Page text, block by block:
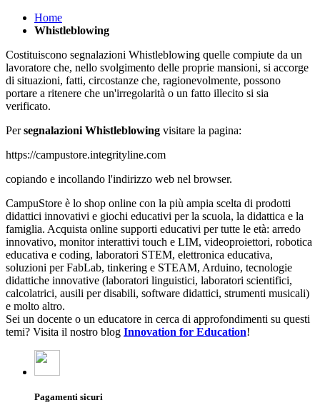
Home
Whistleblowing
Costituiscono segnalazioni Whistleblowing quelle compiute da un
lavoratore che, nello svolgimento delle proprie mansioni, si accorge
di situazioni, fatti, circostanze che, ragionevolmente, possono
portare a ritenere che un'irregolarità o un fatto illecito si sia
verificato.
Persegnalazioni Whistleblowing visitare la pagina:
https://campustore.integrityline.com
copiando e incollando l'indirizzo web nel browser.
CampuStore è lo shop online con la più ampia scelta di prodotti
didattici innovativi e giochi educativi per la scuola, la didattica e la
famiglia. Acquista online supporti educativi per tutte le età: arredo
innovativo, monitor interattivi touch e LIM, videoproiettori, robotica
educativa e coding, laboratori STEM, elettronica educativa,
soluzioni per FabLab, tinkering e STEAM, Arduino, tecnologie
didattiche innovative (laboratori linguistici, laboratori scientifici,
calcolatrici, ausili per disabili, software didattici, strumenti musicali)
e molto altro.
Sei un docente o un educatore in cerca di approfondimenti su questi
temi? Visita il nostro blog Innovation for Education!
Pagamenti sicuri